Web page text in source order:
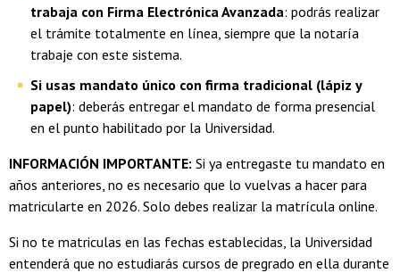
trabaja con Firma Electrónica Avanzada: podrás realizar
el trámite totalmente en línea, siempre que la notaría
trabaje con este sistema.
Si usas mandato único con firma tradicional (lápiz y
papel): deberás entregar el mandato de forma presencial
en el punto habilitado por la Universidad.
INFORMACIÓN IMPORTANTE: Si ya entregaste tu mandato en
años anteriores, no es necesario que lo vuelvas a hacer para
matricularte en 2026. Solo debes realizar la matrícula online.
Si no te matriculas en las fechas establecidas, la Universidad
entenderá que no estudiarás cursos de pregrado en ella durante